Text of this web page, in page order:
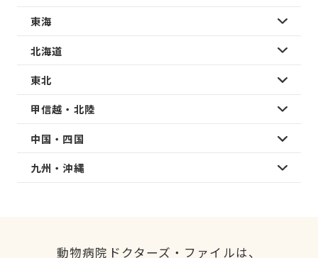
東海
北海道
東北
甲信越・北陸
中国・四国
九州・沖縄
動物病院ドクターズ・ファイルは、